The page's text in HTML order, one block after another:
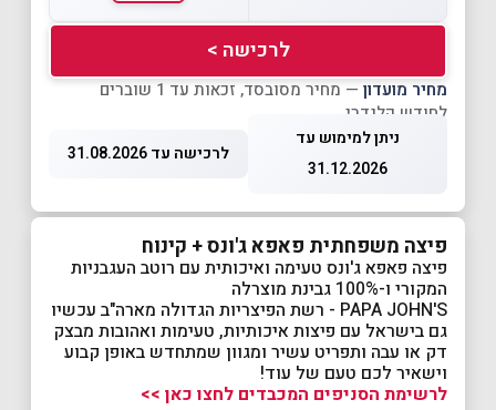
לרכישה >
מחיר מועדון
— מחיר מסובסד, זכאות עד 1 שוברים
לחודש קלנדרי
ניתן למימוש עד
31.12.2026
לרכישה עד 31.08.2026
פיצה משפחתית פאפא ג'ונס + קינוח
פיצה פאפא ג'ונס טעימה ואיכותית עם רוטב העגבניות
המקורי ו-100% גבינת מוצרלה
PAPA JOHN'S - רשת הפיצריות הגדולה מארה"ב עכשיו
גם בישראל עם פיצות איכותיות, טעימות ואהובות מבצק
דק או עבה ותפריט עשיר ומגוון שמתחדש באופן קבוע
וישאיר לכם טעם של עוד!
לרשימת הסניפים המכבדים לחצו כאן >>